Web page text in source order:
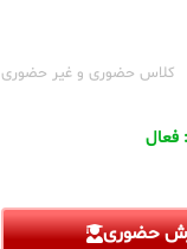
کلاس حضوری و غیر حضوری
فعال
حضوری